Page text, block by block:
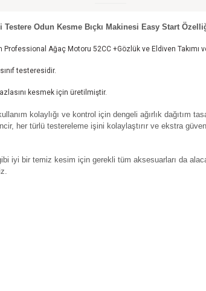
Odun Kesme Bıçkı Makinesi Easy Start
Ağaç Motoru 52CC +Gözlük ve Eldiven Takımı
testeresidir.
kesmek için üretilmiştir.
kolaylığı ve kontrol için dengeli ağırlık
her türlü testereleme işini kolaylaştırır ve ekstra
iyi bir temiz kesim için gerekli tüm aksesuarları da